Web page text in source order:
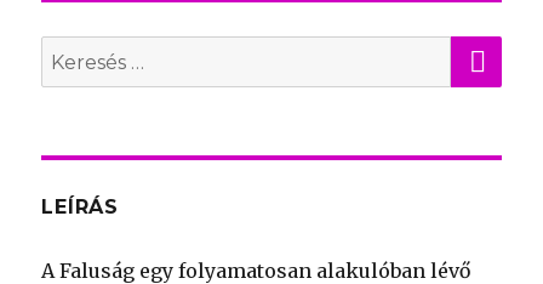
Search
for:
LEÍRÁS
A Faluság egy folyamatosan alakulóban lévő